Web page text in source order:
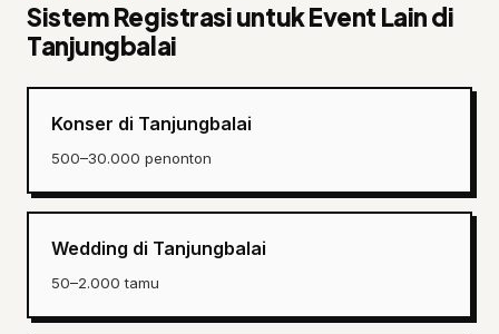
Sistem Registrasi untuk Event Lain di
Tanjungbalai
Konser di Tanjungbalai
500–30.000 penonton
Wedding di Tanjungbalai
50–2.000 tamu